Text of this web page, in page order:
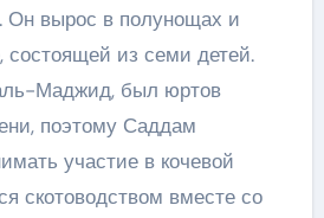
Он вырос в полунощах и
состоящей из семи детей.
Маджид, был юртов
поэтому Саддам
участие в кочевой
скотоводством вместе со